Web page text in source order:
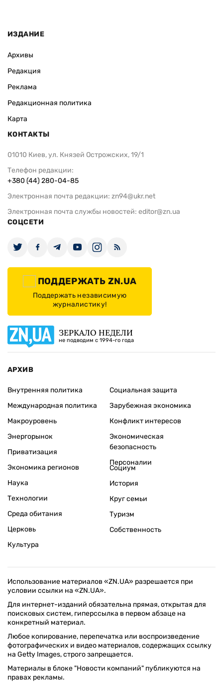
ИЗДАНИЕ
Архивы
Редакция
Реклама
Редакционная политика
Карта
КОНТАКТЫ
01010 Киев, ул. Князей Острожских, 19/1
Телефон редакции:
+380 (44) 280-04-85
Электронная почта редакции: zn94@ukr.net
Электронная почта службы новостей: editor@zn.ua
СОЦСЕТИ
ПОДДЕРЖАТЬ ZN.UA
Поддержать независимую
журналистику!
ЗЕРКАЛО НЕДЕЛИ
не подводим с 1994-го года
АРХИВ
Внутренняя политика
Международная политика
Макроуровень
Энергорынок
Приватизация
Экономика регионов
Социальная защита
Зарубежная экономика
Конфликт интересов
Экономическая
безопасность
Персоналии
Наука
Технологии
Среда обитания
Церковь
Культура
Социум
История
Круг семьи
Туризм
Собственность
Использование материалов «ZN.UA» разрешается при
условии ссылки на «ZN.UA».
Для интернет-изданий обязательна прямая, открытая для
поисковых систем, гиперссылка в первом абзаце на
конкретный материал.
Любое копирование, перепечатка или воспроизведение
фотографических и видео материалов, содержащих ссылку
на Getty Images, строго запрещается.
Материалы в блоке "Новости компаний" публикуются на
правах рекламы.